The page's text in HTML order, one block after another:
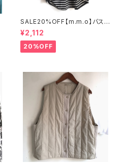
SALE20%OFF【m.m.o】バスク
コットン 裾タック半袖ボーダー
プルオーバー ブラック×オフホワ
イト フリーサイズ CIC0295【エ
ムエムオー】
¥2,112
20%OFF